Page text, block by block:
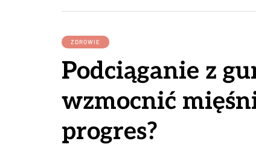
ZDROWIE
Podciąganie z
wzmocnić
progres?